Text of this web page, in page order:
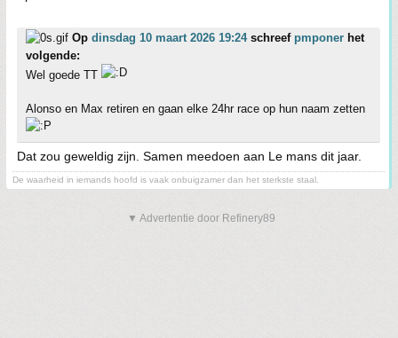
Op dinsdag 10 maart 2026 19:24schreef pmponer het
volgende:
Wel goede TT
Alonso en Max retiren en gaan elke 24hr race op hun naam zetten
Dat zou geweldig zijn. Samen meedoen aan Le mans dit jaar.
De waarheid in iemands hoofd is vaak onbuigzamer dan het sterkste staal.
▼ Advertentie door Refinery89